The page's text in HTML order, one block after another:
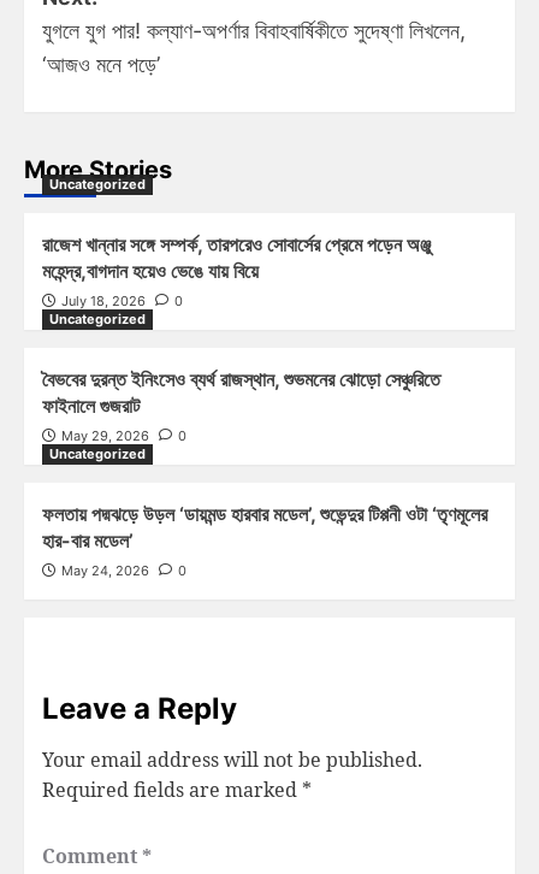
যুগলে যুগ পার! কল্যাণ-অপর্ণার বিবাহবার্ষিকীতে সুদেষ্ণা লিখলেন,
‘আজও মনে পড়ে’
More Stories
Uncategorized
রাজেশ খান্নার সঙ্গে সম্পর্ক, তারপরেও সোবার্সের প্রেমে পড়েন অঞ্জু
মহেন্দ্র,বাগদান হয়েও ভেঙে যায় বিয়ে
July 18, 2026
0
Uncategorized
বৈভবের দুরন্ত ইনিংসেও ব্যর্থ রাজস্থান, শুভমনের ঝোড়ো সেঞ্চুরিতে
ফাইনালে গুজরাট
May 29, 2026
0
Uncategorized
ফলতায় পদ্মঝড়ে উড়ল ‘ডায়মন্ড হারবার মডেল’, শুভেন্দুর টিপ্পনী ওটা ‘তৃণমূলের
হার-বার মডেল’
May 24, 2026 0
Leave a Reply
Your email address will not be published.
Required fields are marked *
Comment *